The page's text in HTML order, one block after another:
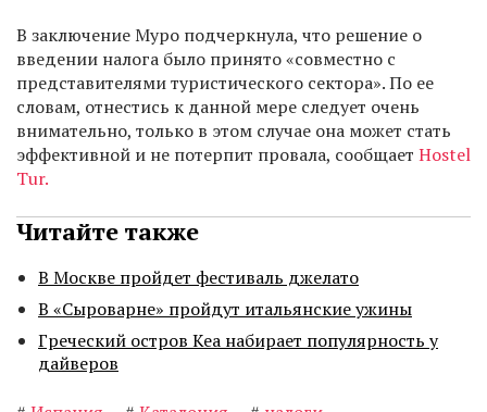
В заключение Муро подчеркнула, что решение о
введении налога было принято «совместно с
представителями туристического сектора». По ее
словам, отнестись к данной мере следует очень
внимательно, только в этом случае она может стать
эффективной и не потерпит провала, сообщает Hostel
Tur.
Читайте также
В Москве пройдет фестиваль джелато
В «Сыроварне» пройдут итальянские ужины
Греческий остров Кеа набирает популярность у
дайверов